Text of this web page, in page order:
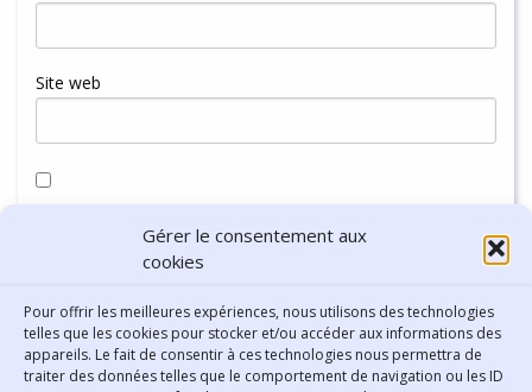
Gérer le consentement aux
cookies
Pour offrir les meilleures expériences, nous utilisons des technologies
telles que les cookies pour stocker et/ou accéder aux informations des
appareils. Le fait de consentir à ces technologies nous permettra de
traiter des données telles que le comportement de navigation ou les ID
Site web
navigateur pour mon prochain commentaire.